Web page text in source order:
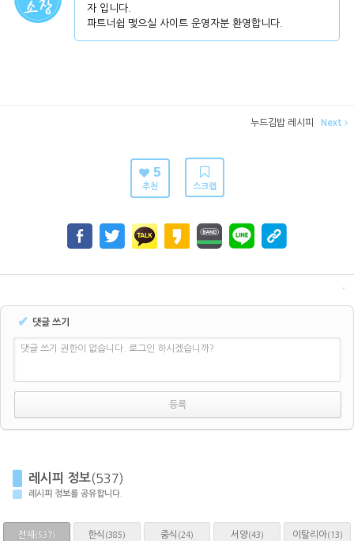
자 입니다.
파트너쉽 맺으실 사이트 운영자분 환영합니다.
누드김밥 레시피 Next
5
추천 스크랩
✔ 댓글 쓰기
댓글 쓰기 권한이 없습니다. 로그인 하시겠습니까?
레시피 정보(537)
레시피 정보를 공유합니다.
전체 (537) 한식 (385) 중식 (24) 서양(43) 이탈리아(13)